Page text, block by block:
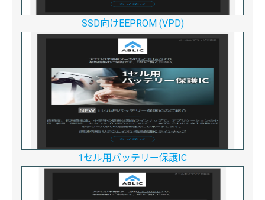
SSD向けEEPROM (VPD)
1セル用バッテリー保護IC